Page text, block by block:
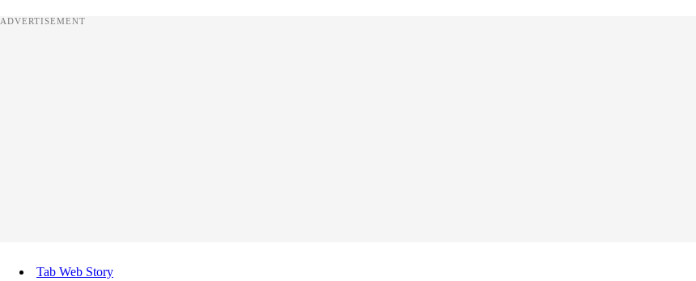
ADVERTISEMENT
Tab Web Story